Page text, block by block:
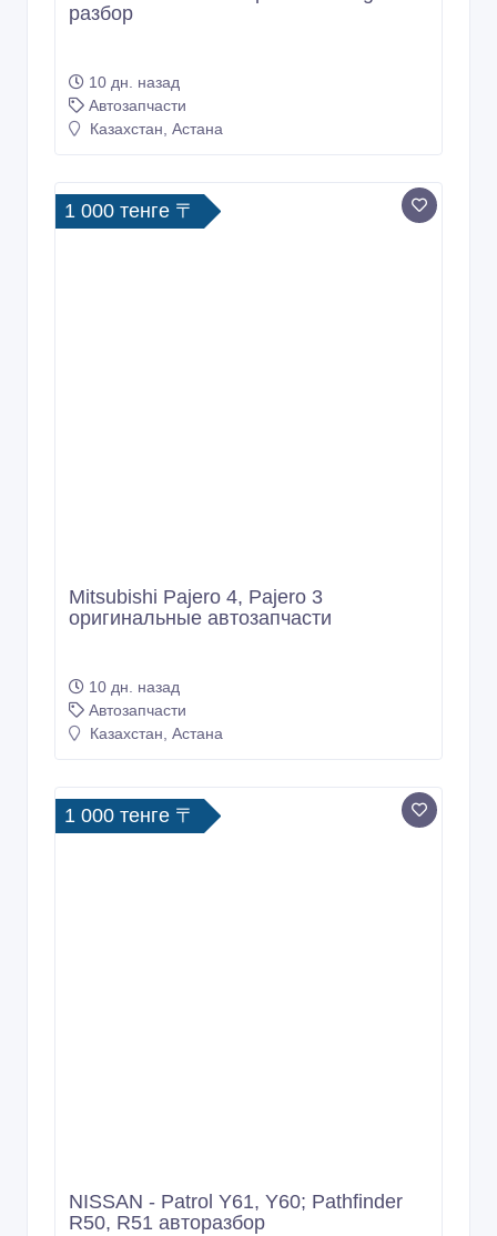
разбор
10 дн. назад
Автозапчасти
Казахстан, Астана
1 000 тенге 〒
Mitsubishi Pajero 4, Pajero 3
оригинальные автозапчасти
10 дн. назад
Автозапчасти
Казахстан, Астана
1 000 тенге 〒
NISSAN - Patrol Y61, Y60; Pathfinder
R50, R51 авторазбор